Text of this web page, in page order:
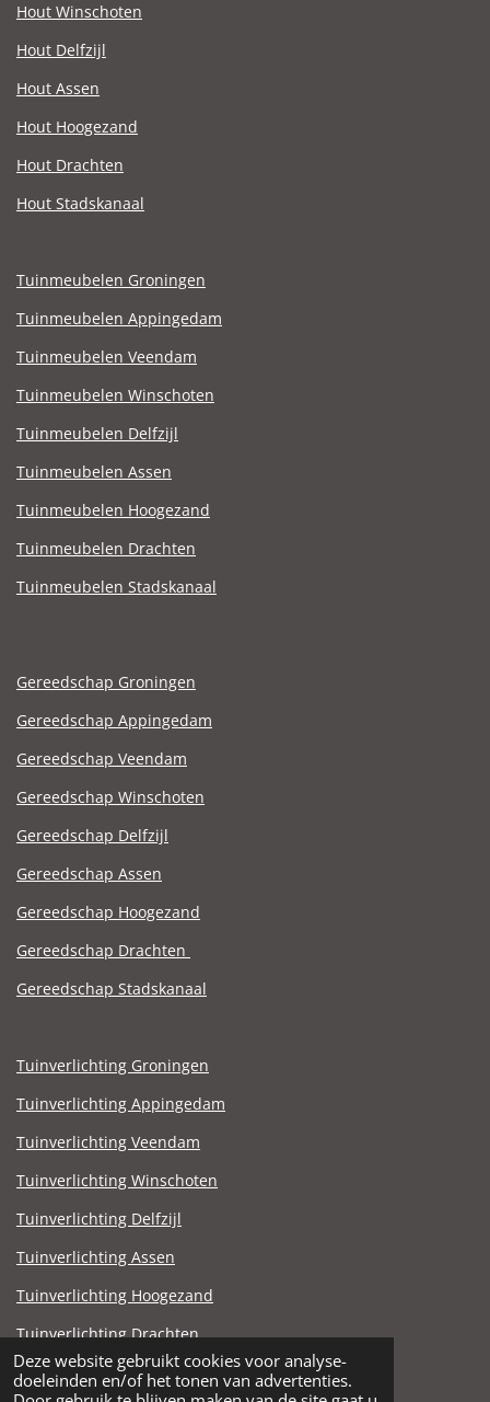
Deze website gebruikt cookies voor analyse-
doeleinden en/of het tonen van advertenties.
Hout Winschoten
Hout Delfzijl
Hout Assen
Hout Hoogezand
Hout Drachten
Hout Stadskanaal
Tuinmeubelen Groningen
Tuinmeubelen Appingedam
Tuinmeubelen Veendam
Tuinmeubelen Winschoten
Tuinmeubelen Delfzijl
Tuinmeubelen Assen
Tuinmeubelen Hoogezand
Tuinmeubelen Drachten
Tuinmeubelen Stadskanaal
Gereedschap Groningen
Gereedschap Appingedam
Gereedschap Veendam
Gereedschap Winschoten
Gereedschap Delfzijl
Gereedschap Assen
Gereedschap Hoogezand
Gereedschap Drachten
Gereedschap Stadskanaal
Tuinverlichting Groningen
Tuinverlichting Appingedam
Tuinverlichting Veendam
Tuinverlichting Winschoten
Tuinverlichting Delfzijl
Tuinverlichting Assen
Tuinverlichting Hoogezand
Tuinverlichting Drachten
Tuinverlichting Stadskanaal
© 2021 - 2025 Steen en Zandhandel Noord.nl